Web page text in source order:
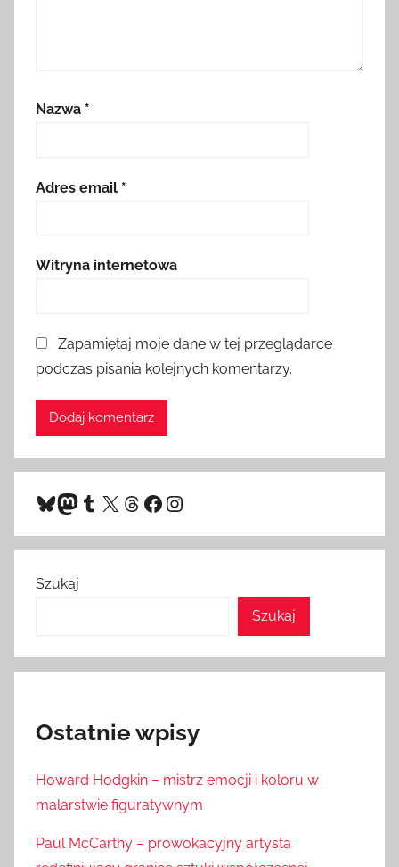
Nazwa *
Adres email *
Witryna internetowa
Zapamiętaj moje dane w tej przeglądarce
podczas pisania kolejnych komentarzy.
Bluesky
Mastodon
Tumblr
X Threads
Facebook
Instagram
Szukaj
Szukaj
Ostatnie wpisy
Howard Hodgkin – mistrz emocji i koloru w
malarstwie figuratywnym
Paul McCarthy – prowokacyjny artysta